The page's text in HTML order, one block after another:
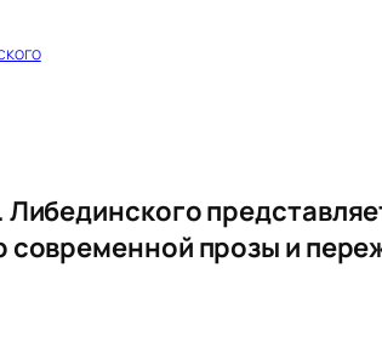
прозы и